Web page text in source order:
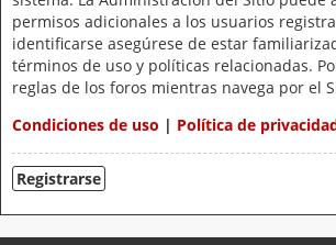
permisos adicionales a los usuarios
identificarse asegúrese de estar
términos de uso y políticas relacionadas.
reglas de los foros mientras navega por el
Condiciones de uso | Política de
Registrarse